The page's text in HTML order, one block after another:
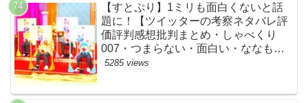
【すとぷり】1ミリも面白くないと話
題に！【ツイッターの考察ネタバレ評
価評判感想批判まとめ・しゃべくり
007・つまらない・面白い・ななも
り。・ジェル・さとみ・ころん・るぅ
5285 views